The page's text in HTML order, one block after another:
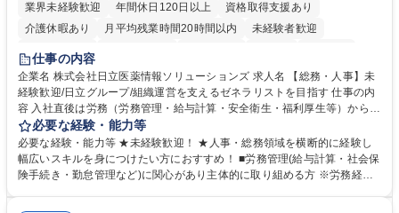
業界未経験歓迎
年間休日120日以上
資格取得支援あり
介護休暇あり
月平均残業時間20時間以内
未経験者歓迎
住宅手当あり
育休あり
完全週休2日制 交通費支給 土日祝休み 寮・社宅あり
仕事の内容
企業名 株式会社日立医薬情報ソリューションズ 求人名 【総務・人事】未
経験歓迎/日立グループ/組織運営を支えるゼネラリストを目指す 仕事の内
容 入社直後は労務（労務管理・給与計算・安全衛生・福利厚生等）からお
任せいたします。将来は総務・採用・教育業務へ守備範囲を広げ、組織運
営を支えるゼネラリストをめざせます。 ・初期業務：労働時間管理、給与
計算、社会保険対応、福利厚生管理、安全衛生、健康経営推進等をお任せ
します。ご経験に応じて、休職者管理など、幅広く経験を積んでいただき
必要な経験・能力等
必要な経験・能力等 ★未経験歓迎！ ★人事・総務領域を横断的に経験し
幅広いスキルを身につけたい方におすすめ！ ■労務管理(給与計算・社会保
険手続き・勤怠管理など)に関心があり主体的に取り組める方 ※労務経験